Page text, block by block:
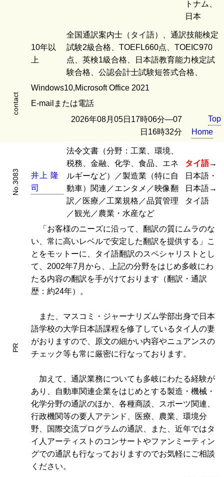
トナム、
日本
10年以
上
全国通訳案内士（タイ語）、通訳技能検定
試験2級合格、TOEFL660点、TOEIC970
点、英検1級合格、日本語教育能力検定試
験合格、公認会計士試験短答式合格、
Windows10,Microsoft Office 2021
contact
E-mailまたは電話
2026年08月05日17時06分―07
日16時32分
Top
Home
No.3083 井 上 隆
司
法令文書（分野：工業、環境、
税務、金融、化学、食品、エネ
ルギーなど）／製造業（特に自
動車）関連／エンタメ／映像翻
訳／医療／工業規格／品質管理
／観光／農業・水産など
タイ語→
日本語・
日本語→
タイ語
PR
「お客様のニーズに沿って、翻訳の質にムラのな
い、常に高いレベルで安定した翻訳を提供する」こ
とをモットーに、タイ語翻訳のスペシャリストとし
て、2002年7月から、上記の分野をはじめ多岐にわ
たる内容の翻訳を手がけております（翻訳・通訳
歴：約24年）。
また、マスコミ・ジャーナリズム学部出身で日本
語学校の大学日本語課程を修了しているタイ人の妻
がおりますので、原文の細かい内容やニュアンスの
チェック等も常に厳密に行なっております。
加えて、通訳業務についても多岐にわたる経験が
あり、自動車関連企業をはじめとする製造・機械・
化学分野の通訳のほか、各種商談、スポーツ関連、
行政機関等の要人アテンド、医療、農業、環境分
野、国際交流プログラムの通訳、また、近年ではタ
イ人アーティストのコンサートやファンミーティン
グでの通訳も行なっておりますのでお気軽にご相談
ください。